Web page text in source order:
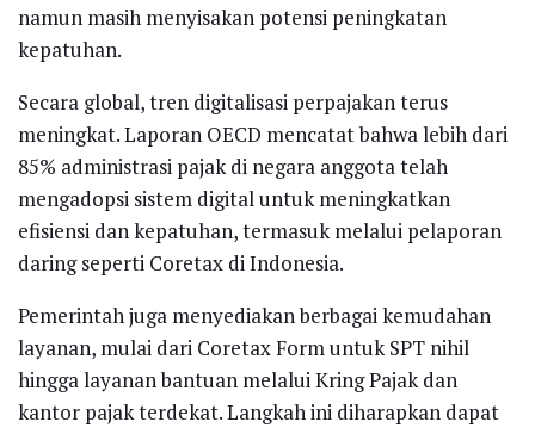
namun masih menyisakan potensi peningkatan
kepatuhan.
Secara global, tren digitalisasi perpajakan terus
meningkat. Laporan OECD mencatat bahwa lebih dari
85% administrasi pajak di negara anggota telah
mengadopsi sistem digital untuk meningkatkan
efisiensi dan kepatuhan, termasuk melalui pelaporan
daring seperti Coretax di Indonesia.
Pemerintah juga menyediakan berbagai kemudahan
layanan, mulai dari Coretax Form untuk SPT nihil
hingga layanan bantuan melalui Kring Pajak dan
kantor pajak terdekat. Langkah ini diharapkan dapat